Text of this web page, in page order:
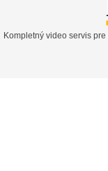
Kompletný video servis